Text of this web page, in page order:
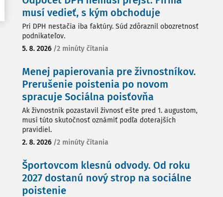
musí vedieť, s kým obchoduje
Pri DPH nestačia iba faktúry. Súd zdôraznil obozretnosť
podnikateľov.
5. 8. 2026 /2 minúty čítania
Menej papierovania pre živnostníkov.
Prerušenie poistenia po novom
spracuje Sociálna poisťovňa
Ak živnostník pozastavil živnosť ešte pred 1. augustom,
musí túto skutočnosť oznámiť podľa doterajších
pravidiel.
2. 8. 2026 /2 minúty čítania
Športovcom klesnú odvody. Od roku
2027 dostanú nový strop na sociálne
poistenie